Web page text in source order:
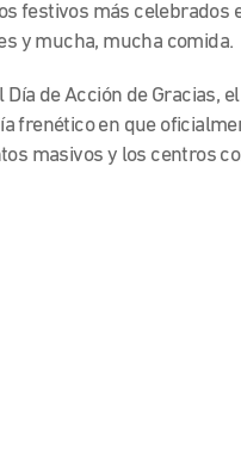
festivos más celebrados
y mucha, mucha comida.
Día de Acción de Gracias,
frenético en que
masivos y los centros